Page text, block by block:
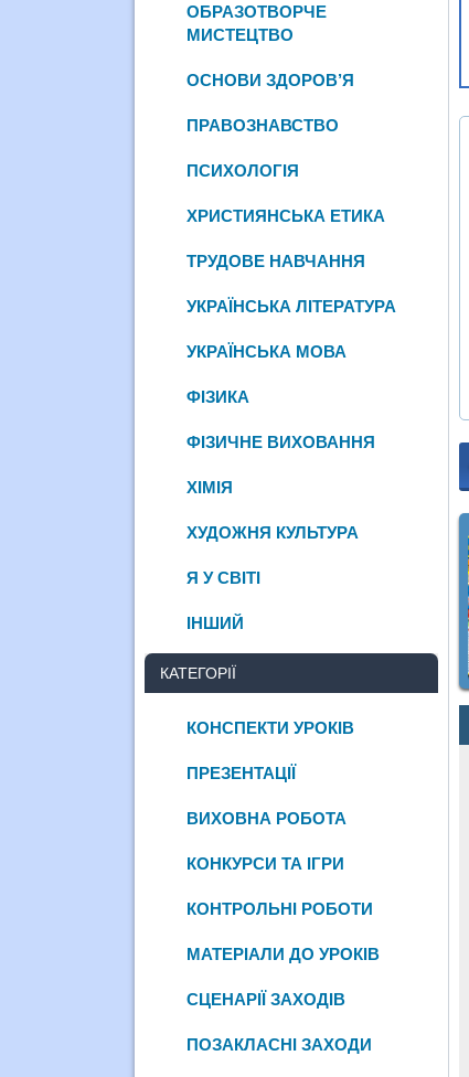
ОБРАЗОТВОРЧЕ
МИСТЕЦТВО
ОСНОВИ ЗДОРОВ’Я
ПРАВОЗНАВСТВО
ПСИХОЛОГІЯ
ХРИСТИЯНСЬКА ЕТИКА
ТРУДОВЕ НАВЧАННЯ
УКРАЇНСЬКА ЛІТЕРАТУРА
УКРАЇНСЬКА МОВА
ФІЗИКА
ФІЗИЧНЕ ВИХОВАННЯ
ХІМІЯ
ХУДОЖНЯ КУЛЬТУРА
Я У СВІТІ
ІНШИЙ
КАТЕГОРІЇ
КОНСПЕКТИ УРОКІВ
ПРЕЗЕНТАЦІЇ
ВИХОВНА РОБОТА
КОНКУРСИ ТА ІГРИ
КОНТРОЛЬНІ РОБОТИ
МАТЕРІАЛИ ДО УРОКІВ
СЦЕНАРІЇ ЗАХОДІВ
ПОЗАКЛАСНІ ЗАХОДИ